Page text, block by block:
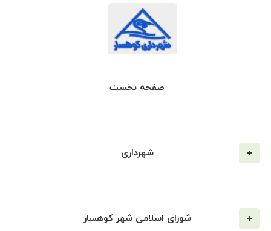
صفحه نخست
شهرداری
شورای اسلامی شهر کوهسار